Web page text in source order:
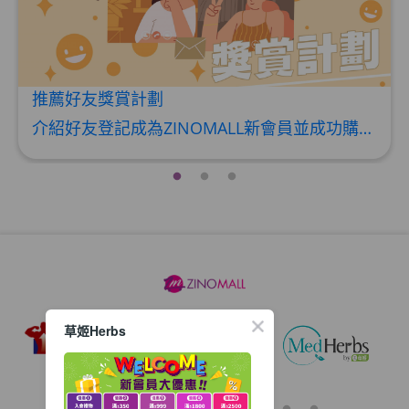
推薦好友獎賞計劃
介紹好友登記成為ZINOMALL新會員並成功購物，您即可獲得$50Mall Dollar現金回贈，你的好友亦可同時獲得$50Mall Dollar現金回贈。 **舊會員必須完成首張訂單才可開通邀請好友獎賞計劃** 1. 舊會員可於 我的帳戶>>>邀請好友獎賞 中找到 好友推薦碼 (紅圈位置) 2. 會員可複製好友推薦碼並透過 Whatsapp / Facebook / Email分享給自己好友。推薦好友次數不限，介紹愈多新朋友，可獲得愈多Mall Dollar現金回贈。 3. 好友
草姬Herbs